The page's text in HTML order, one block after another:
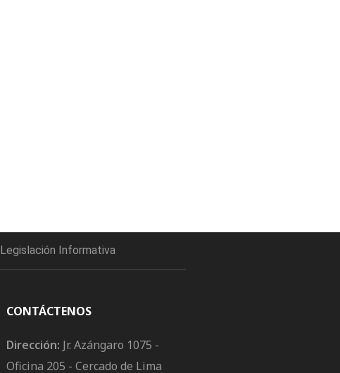
Legislación Informativa
CONTÁCTENOS
Dirección: Jr. Azángaro 1075 -
Oficina 205 - Cercado de Lima